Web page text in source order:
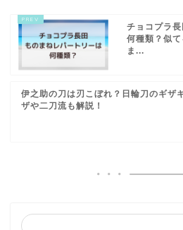
チョコプラ
何種類？似
ま...
伊之助の刀は刃こぼれ？日輪刀のギザ
ザや二刀流も解説！